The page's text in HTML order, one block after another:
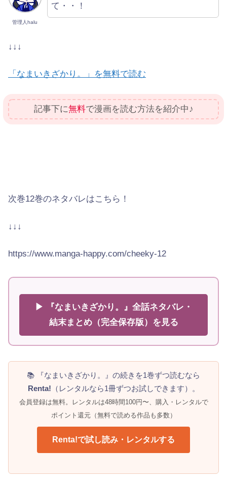
管理人halu
て・・！
↓↓↓
「なまいきざかり。」を無料で読む
記事下に無料で漫画を読む方法を紹介中♪
次巻12巻のネタバレはこちら！
↓↓↓
https://www.manga-happy.com/cheeky-12
▶ 『なまいきざかり。』全話ネタバレ・
結末まとめ（完全保存版）を見る
📚 『なまいきざかり。』の続きを1巻ずつ読むなら
Renta! （レンタルなら1冊ずつお試しできます）。
会員登録は無料。レンタルは48時間100円〜、購入・レンタルで
ポイント還元（無料で読める作品も多数）
Renta!で試し読み・レンタルする